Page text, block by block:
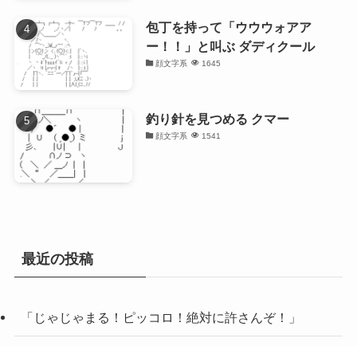
包丁を持って「ウウウォアア
ー！！」と叫ぶ ダディクール
顔文字系 1645
釣り針を見つめる クマー
顔文字系 1541
最近の投稿
「じゃじゃまる！ピッコロ！絶対に許さんぞ！」